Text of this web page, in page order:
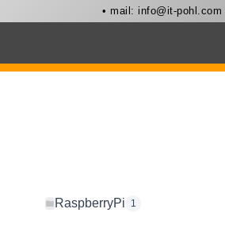
Inhalt
• mail: info@it-pohl.com
RaspberryPi 1